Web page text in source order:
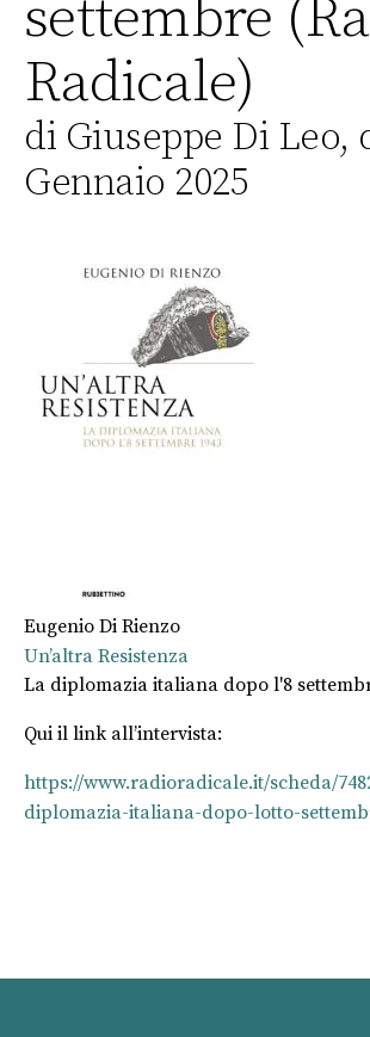
settembre
Radicale)
di Giuseppe Di Leo,
Gennaio 2025
Eugenio Di Rienzo
Un’altra Resistenza
La diplomazia italiana dopo l'8
Qui il link all’intervista:
https://www.radioradicale.it/scheda/
diplomazia-italiana-dopo-lotto-